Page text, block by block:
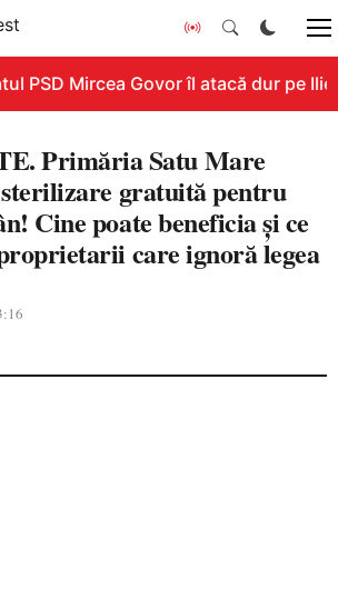
PSD Mircea Govor îl atacă dur pe
Primăria Satu Mare
gratuită pentru
Cine poate beneficia și ce
care ignoră legea